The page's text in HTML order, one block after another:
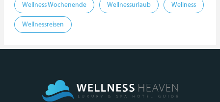
Wellness Wochenende Wellnessurlaub Wellness
Wellnessreisen